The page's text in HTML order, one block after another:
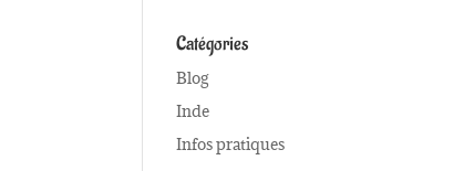
Catégories
Blog
Inde
Infos pratiques